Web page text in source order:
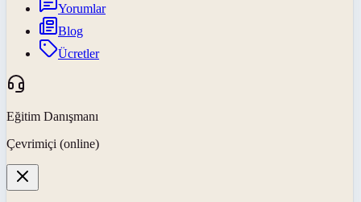
Yorumlar
Blog
Ücretler
Eğitim Danışmanı
Çevrimiçi (online)